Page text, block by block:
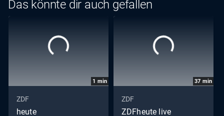
Das könnte dir auch gefallen
1 min
ZDF
heute
37 min
ZDF
ZDFheute live